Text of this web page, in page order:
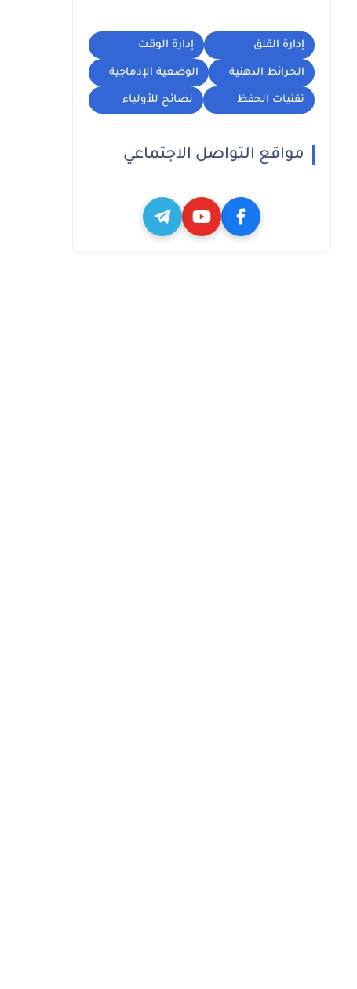
إدارة القلق إدارة الوقت
الخرائط الذهنية الوضعية الإدماجية
تقنيات الحفظ نصائح للأولياء
مواقع التواصل الاجتماعي